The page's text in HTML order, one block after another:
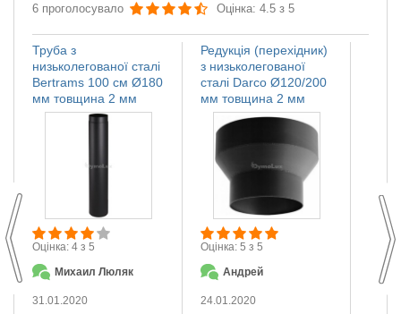
6 проголосувало Оцінка: 4.5 з 5
Редукція (перехідник)
з низьколегованої
сталі Darco Ø120/200
мм товщина 2 мм
Оцінка: 5 з 5
Андрей
24.01.2020
Труба з
низьколегованої сталі
Bertrams 100 см Ø180
мм товщина 2 мм
Оцінка: 4 з 5
Михаил Люляк
31.01.2020